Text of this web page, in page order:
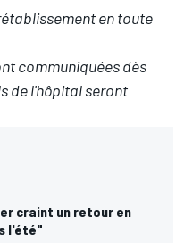
en toute
communiquées dès
de l'hôpital seront
craint un retour en
l'été"